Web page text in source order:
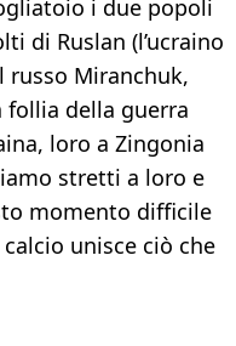
i due popoli
di Ruslan (l’ucraino
russo Miranchuk,
follia della guerra
loro a Zingonia
stretti a loro e
momento difficile
unisce ciò che